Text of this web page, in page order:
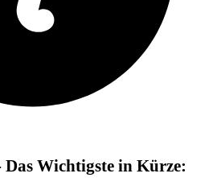
Wichtigste in Kürze: